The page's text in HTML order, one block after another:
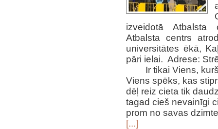
izveidotā Atbalsta
Atbalsta centrs
universitātes ēkā,
pāri ielai. Adrese:
Ir tikai Viens,
Viens spēks, kas
dēļ reiz cieta tik
tagad cieš nevainīgi
prom no savas
[...]